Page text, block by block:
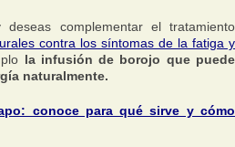
complementar el tratamiento
contra los síntomas de la fatiga y
la infusión de borojo que puede
naturalmente.
conoce para qué sirve y cómo